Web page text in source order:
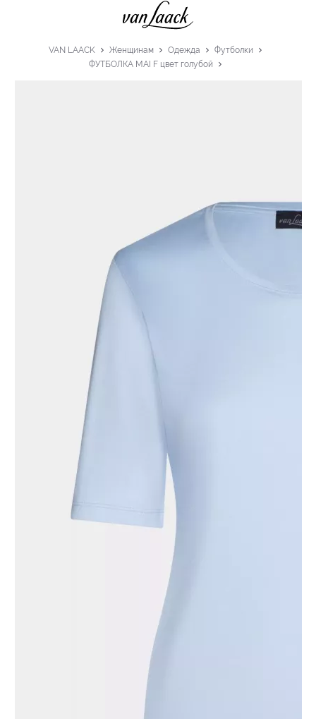
VAN LAACK Женщинам Одежда
Футболки
ФУТБОЛКА MAI F цвет голубой